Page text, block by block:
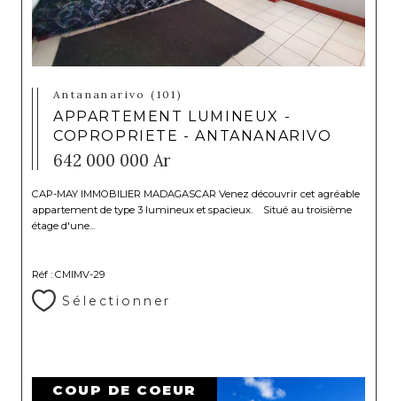
Antananarivo (101)
APPARTEMENT LUMINEUX -
COPROPRIETE - ANTANANARIVO
642 000 000 Ar
CAP-MAY IMMOBILIER MADAGASCAR Venez découvrir cet agréable
appartement de type 3 lumineux et spacieux. Situé au troisième
étage d'une...
Réf : CMIMV-29
Sélectionner
COUP DE COEUR